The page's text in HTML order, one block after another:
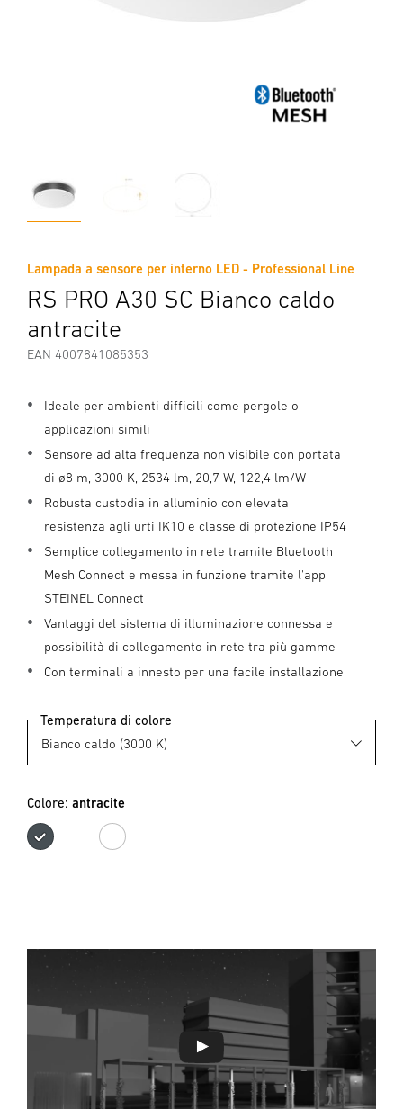
Lampada a sensore per interno LED - Professional Line
RS PRO A30 SC Bianco caldo
antracite
EAN 4007841085353
Ideale per ambienti difficili come pergole o
applicazioni simili
Sensore ad alta frequenza non visibile con portata
di ø8 m, 3000 K, 2534 lm, 20,7 W, 122,4 lm/W
Robusta custodia in alluminio con elevata
resistenza agli urti IK10 e classe di protezione IP54
Semplice collegamento in rete tramite Bluetooth
Mesh Connect e messa in funzione tramite l'app
STEINEL Connect
Vantaggi del sistema di illuminazione connessa e
possibilità di collegamento in rete tra più gamme
Con terminali a innesto per una facile installazione
Temperatura di colore
Colore: antracite
antracitebianco